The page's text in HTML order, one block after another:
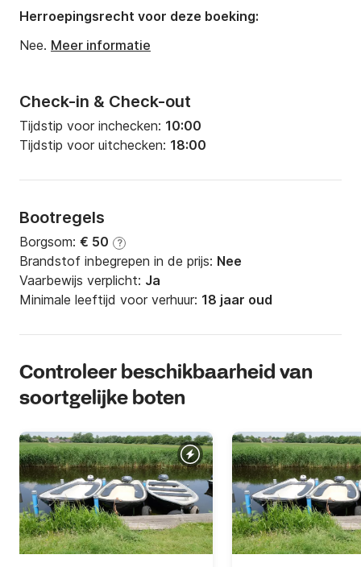
Check-in & Check-out
Tijdstip voor inchecken: 10:00
Tijdstip voor uitchecken: 18:00
Bootregels
Borgsom: € 50 ?
Brandstof inbegrepen in de prijs: Nee
Vaarbewijs verplicht: Ja
Minimale leeftijd voor verhuur: 18 jaar oud
Herroepingsrecht voor deze boeking:
Nee. Meer informatie
Controleer beschikbaarheid van
soortgelijke boten